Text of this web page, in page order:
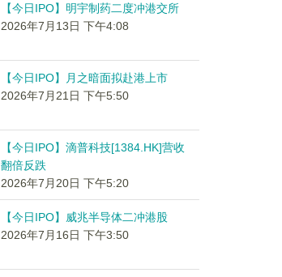
【今日IPO】明宇制药二度冲港交所
2026年7月13日 下午4:08
【今日IPO】月之暗面拟赴港上市
2026年7月21日 下午5:50
【今日IPO】滴普科技[1384.HK]营收
翻倍反跌
2026年7月20日 下午5:20
【今日IPO】威兆半导体二冲港股
2026年7月16日 下午3:50